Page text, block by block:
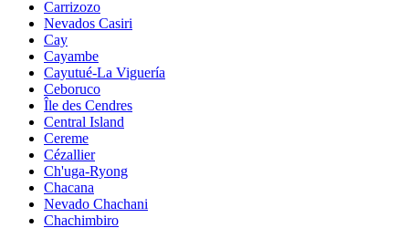
Carrizozo
Nevados Casiri
Cay
Cayambe
Cayutué-La Viguería
Ceboruco
Île des Cendres
Central Island
Cereme
Cézallier
Ch'uga-Ryong
Chacana
Nevado Chachani
Chachimbiro